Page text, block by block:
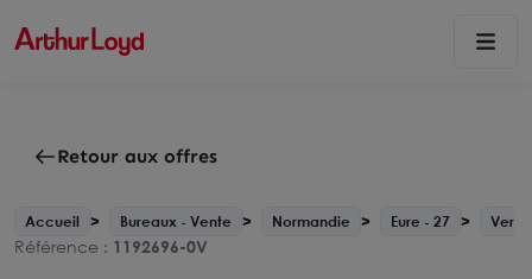
Retour aux offres
Accueil Bureaux - Vente Normandie Eure - 27
Référence : 1192696-0V